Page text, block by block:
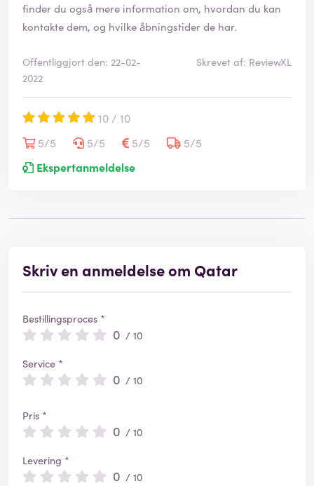
finder du også mere information om, hvordan du kan
kontakte dem, og hvilke åbningstider de har.
Offentliggjort den: 22-02-
2022
Skrevet af: ReviewXL
10 / 10
5/5
5/5 5/5
5/5
Ekspertanmeldelse
Skriv en anmeldelse om Qatar
Bestillingsproces *
0 / 10
Service *
0 / 10
Pris *
0 / 10
Levering *
0 / 10